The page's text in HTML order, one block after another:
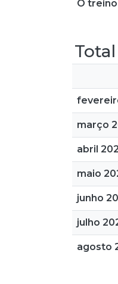
O
março
abril
maio
junho
julho
agosto